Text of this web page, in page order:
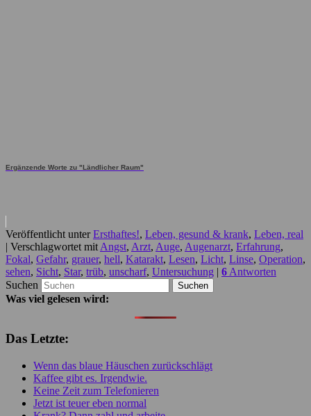
Ergänzende Worte zu "Ländlicher Raum"
Veröffentlicht unter Ersthaftes!, Leben, gesund & krank, Leben, real
| Verschlagwortet mit Angst, Arzt, Auge, Augenarzt, Erfahrung,
Fokal, Gefahr, grauer, hell, Katarakt, Lesen, Licht, Linse, Operation,
sehen, Sicht, Star, trüb, unscharf, Untersuchung | 6 Antworten
Suchen
Was viel gelesen wird:
Das Letzte:
Wenn das blaue Häuschen zurückschlägt
Kaffee gibt es. Irgendwie.
Keine Zeit zum Telefonieren
Jetzt ist teuer eben normal